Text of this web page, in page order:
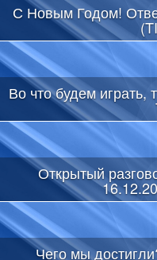
С Новым Годом!
Во что будем
Открытый
Чего мы